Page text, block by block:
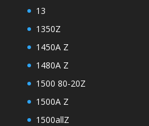
13
1350Z
1450A Z
1480A Z
1500 80-20Z
1500A Z
1500allZ